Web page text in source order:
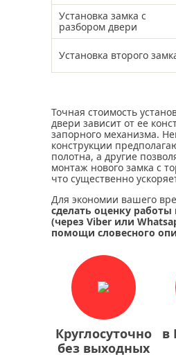
Установка замка с
разбором двери
Установка второго
Точная стоимость
двери зависит от ее
запорного механизма.
конструкции
полотна, а другие
монтаж нового замка с
что существенно
Для экономии вашего
сделать оценку
(через Viber или
помощи словесного
Круглосуточно
без выходных
в